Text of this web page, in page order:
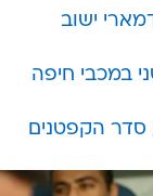
ישוב
במכבי חיפה
סדר הקפטנים